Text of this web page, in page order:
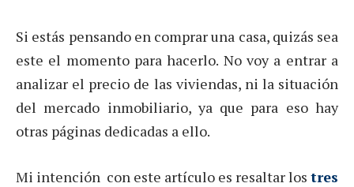
Si estás pensando en comprar una casa, quizás sea
este el momento para hacerlo. No voy a entrar a
analizar el precio de las viviendas, ni la situación
del mercado inmobiliario, ya que para eso hay
otras páginas dedicadas a ello.
Mi intención con este artículo es resaltar los tres